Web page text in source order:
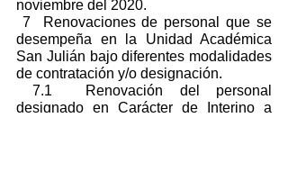
noviembre del 2020.
desempeña en la Unidad Académica
San Julián bajo diferentes modalidades
de contratación y/o designación.
7.1  Renovación del personal
designado en Carácter de Interino a